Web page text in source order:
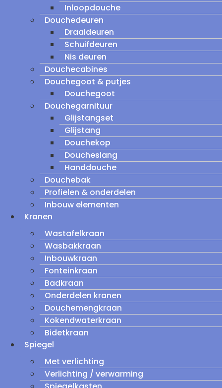
Inloopdouche
Douchedeuren
Draaideuren
Schuifdeuren
Nis deuren
Douchecabines
Douchegoot & putjes
Douchegoot
Douchegarnituur
Glijstangset
Glijstang
Douchekop
Doucheslang
Handdouche
Douchebak
Profielen & onderdelen
Inbouw elementen
Kranen
Wastafelkraan
Wasbakkraan
Inbouwkraan
Fonteinkraan
Badkraan
Onderdelen kranen
Douchemengkraan
Kokendwaterkraan
Bidetkraan
Spiegel
Met verlichting
Verlichting / verwarming